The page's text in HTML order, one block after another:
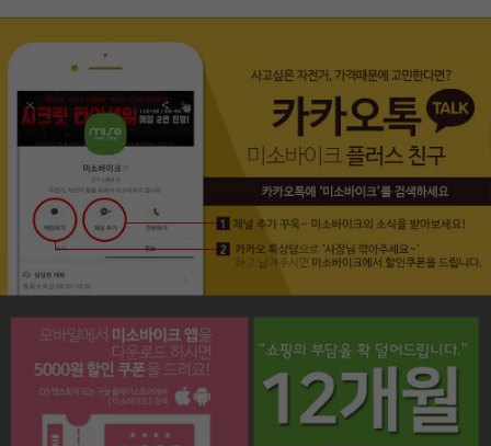
페이코 라이프